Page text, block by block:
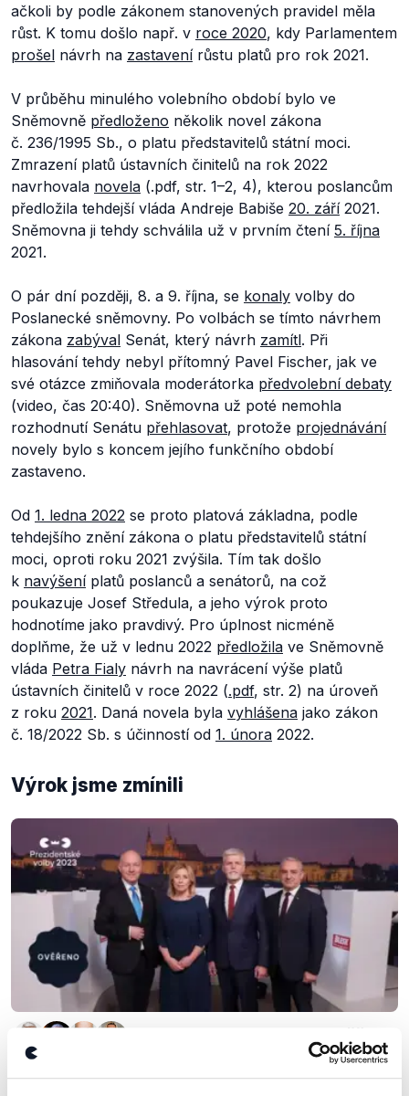
ačkoli by podle zákonem stanovených pravidel měla
růst. K tomu došlo např. v roce 2020, kdy Parlamentem
prošel návrh na zastavenírůstu platů pro rok 2021.
V průběhu minulého volebního období bylo ve
Sněmovně předloženo několik novel zákona
č. 236/1995 Sb., o platu představitelů státní moci.
Zmrazení platů ústavních činitelů na rok 2022
navrhovala novela (.pdf, str. 1–2, 4), kterou poslancům
předložila tehdejší vláda Andreje Babiše 20. září2021.
Sněmovna ji tehdy schválila už v prvním čtení 5. října
2021.
O pár dní později, 8. a 9. října, se konaly volby do
Poslanecké sněmovny. Po volbách se tímto návrhem
zákona zabýval Senát, který návrh zamítl. Při
hlasování tehdy nebyl přítomný Pavel Fischer, jak ve
své otázce zmiňovala moderátorka předvolební debaty
(video, čas 20:40). Sněmovna už poté nemohla
rozhodnutí Senátu přehlasovat, protože projednávání
novely bylo s koncem jejího funkčního období
zastaveno.
Od 1. ledna 2022 se proto platová základna, podle
tehdejšího znění zákona o platu představitelů státní
moci, oproti roku 2021 zvýšila. Tím tak došlo
k navýšeníplatů poslanců a senátorů, na což
poukazuje Josef Středula, a jeho výrok proto
hodnotíme jako pravdivý. Pro úplnost nicméně
doplňme, že už v lednu 2022 předložila ve Sněmovně
vláda Petra Fialy návrh na navrácení výše platů
ústavních činitelů v roce 2022 (.pdf, str. 2) na úroveň
z roku 2021. Daná novela byla vyhlášena jako zákon
č. 18/2022 Sb. s účinností od 1. února 2022.
Výrok jsme zmínili
OVĚŘENO
Prezidentská debata Blesku